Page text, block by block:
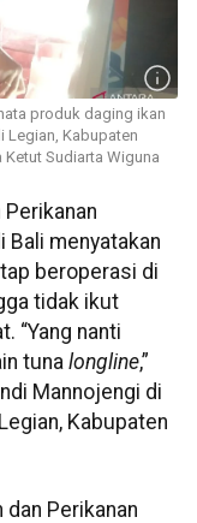
produk daging ikan
Legian, Kabupaten
Sudiarta Wiguna
Perikanan
Bali menyatakan
beroperasi di
tidak ikut
“Yang nanti
tuna longline,”
Mannojengi di
Kabupaten
Perikanan